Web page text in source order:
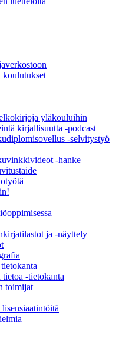
koulutukset
yläkouluihin
kirjallisuutta -podcast
-selvitystyö
-hanke
ja -näyttely
-tietokanta
toimijat